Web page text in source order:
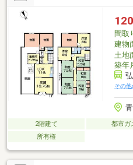
120
間取
建物
土地
築年
その他
2階建て 都市ガ
所有権